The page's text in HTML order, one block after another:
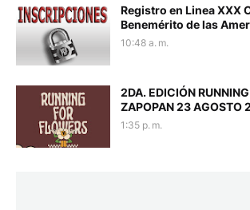
Registro en Linea XXX
Benemérito de las
10:48 a. m.
2DA. EDICIÓN
ZAPOPAN 23 AGOSTO
1:35 p. m.